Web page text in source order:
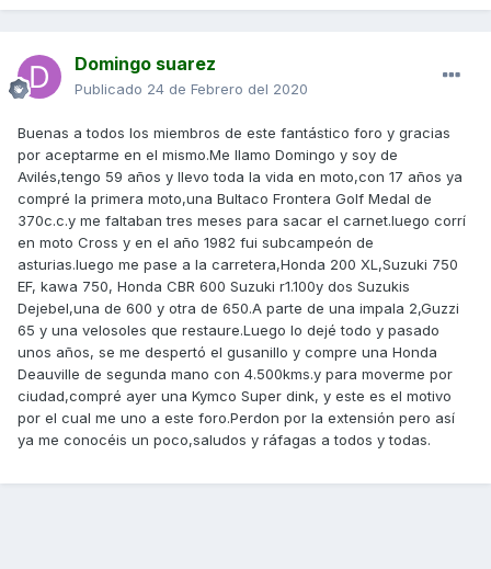
Domingo suarez
Publicado 24 de Febrero del 2020
Buenas a todos los miembros de este fantástico foro y gracias
por aceptarme en el mismo.Me llamo Domingo y soy de
Avilés,tengo 59 años y llevo toda la vida en moto,con 17 años ya
compré la primera moto,una Bultaco Frontera Golf Medal de
370c.c.y me faltaban tres meses para sacar el carnet.luego corrí
en moto Cross y en el año 1982 fui subcampeón de
asturias.luego me pase a la carretera,Honda 200 XL,Suzuki 750
EF, kawa 750, Honda CBR 600 Suzuki r1.100y dos Suzukis
Dejebel,una de 600 y otra de 650.A parte de una impala 2,Guzzi
65 y una velosoles que restaure.Luego lo dejé todo y pasado
unos años, se me despertó el gusanillo y compre una Honda
Deauville de segunda mano con 4.500kms.y para moverme por
ciudad,compré ayer una Kymco Super dink, y este es el motivo
por el cual me uno a este foro.Perdon por la extensión pero así
ya me conocéis un poco,saludos y ráfagas a todos y todas.